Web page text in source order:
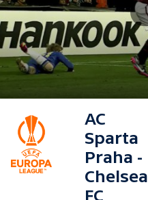
AC
Sparta
Praha -
Chelsea
FC